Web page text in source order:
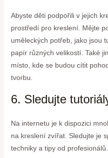
Abyste děti podpořili v jejich
prostředí pro kreslení. Mějte
uměleckých potřeb, jako jsou
papír různých velikostí. Také
místo, kde se budou cítit
tvorbu.
6. Sledujte
Na internetu je k dispozici
na kreslení zvířat. Sledujte je
techniky a tipy od